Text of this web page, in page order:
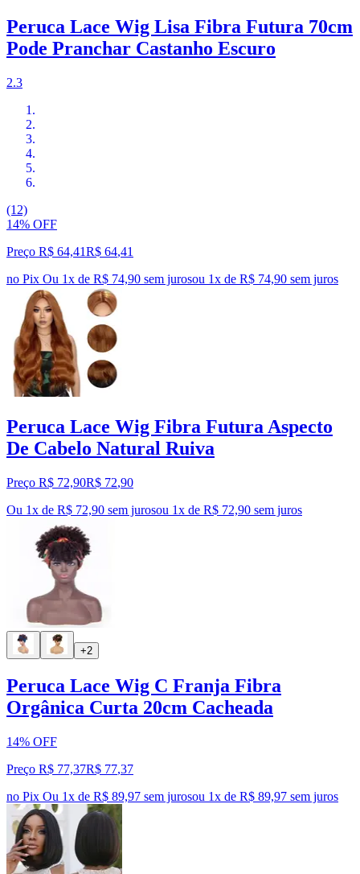
Peruca Lace Wig Lisa Fibra Futura 70cm
Pode Pranchar Castanho Escuro
2.3
(12)
14% OFF
Preço R$ 64,41R$ 64,41
no Pix Ou 1x de R$ 74,90 sem jurosou 1x de R$ 74,90 sem juros
Peruca Lace Wig Fibra Futura Aspecto
De Cabelo Natural Ruiva
Preço R$ 72,90R$ 72,90
Ou 1x de R$ 72,90 sem jurosou 1x de R$ 72,90 sem juros
+2
Peruca Lace Wig C Franja Fibra
Orgânica Curta 20cm Cacheada
14% OFF
Preço R$ 77,37R$ 77,37
no Pix Ou 1x de R$ 89,97 sem jurosou 1x de R$ 89,97 sem juros